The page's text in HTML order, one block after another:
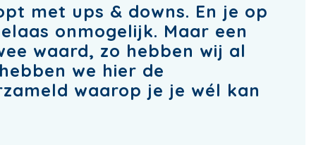
met ups & downs. En je op
onmogelijk. Maar een
waard, zo hebben wij al
we hier de
waarop je je wél kan